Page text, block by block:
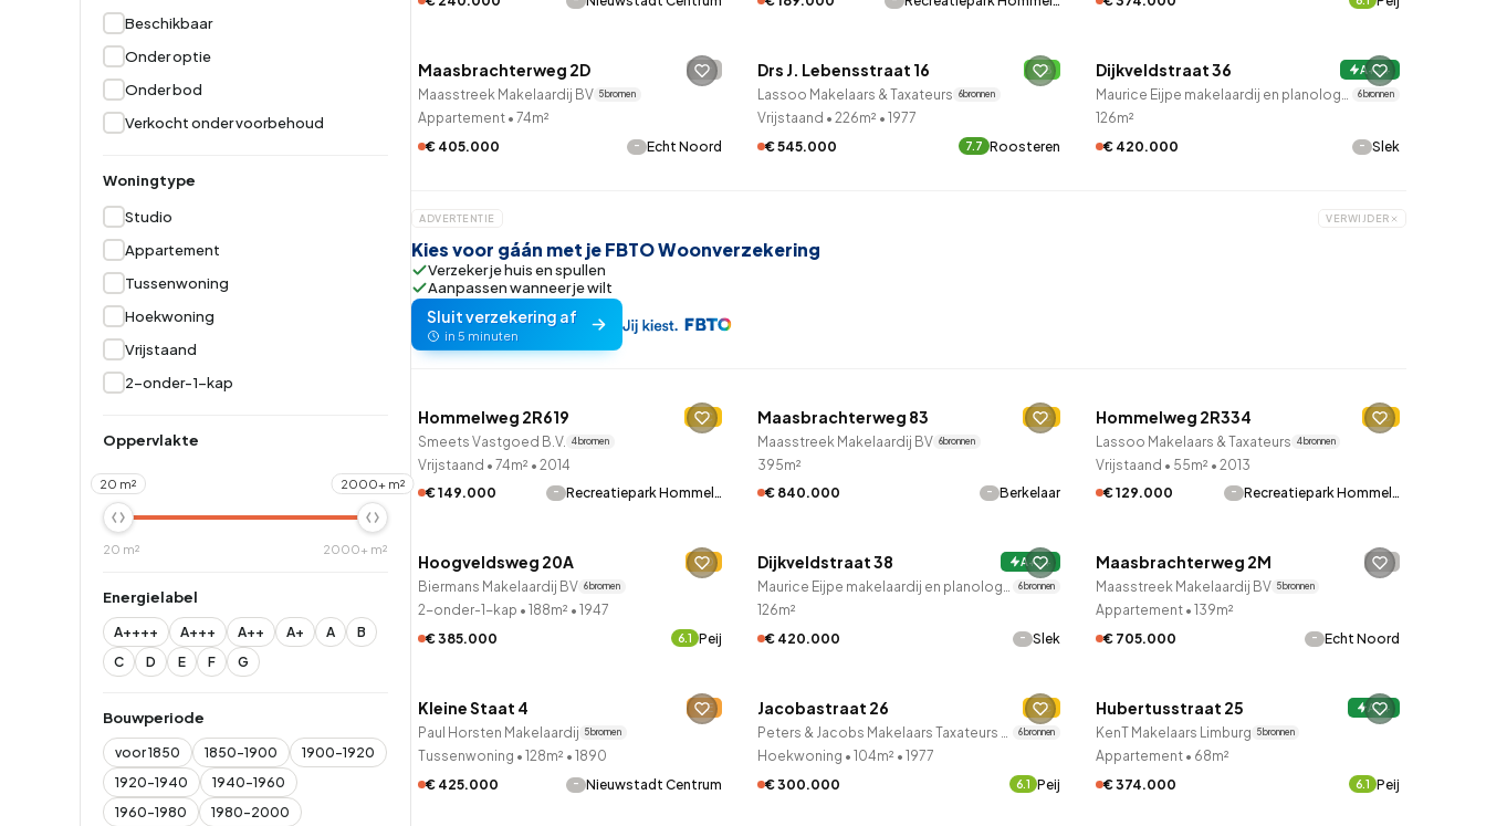
83
8 327
Beschikbaar
Onder optie
Onder bod
Verkocht onder voorbehoud
Woningtype
Studio
Appartement
Tussenwoning
Hoekwoning
Vrijstaand
2-onder-1-kap
Oppervlakte
20 m² 2000+ m²
20 m² 2000+ m²
Energielabel
A++++ A+++ A++ A+ A
B
C
D E F G
Bouwperiode
voor 1850 1850-1900
1900-1920
1920-1940
1940-1960
1960-1980
1980-2000
2 uur geleden ontdekt
Maasbrachterweg 2D -
Maasstreek Makelaardij BV 5 bronnen
Appartement • 74m²
€ 405.000
- Echt Noord
2 uur geleden ontdekt
Drs J. Lebensstraat 16 B
Lassoo Makelaars & Taxateurs 6 bronnen
Vrijstaand • 226m² • 1977
€ 545.000
7.7 Roosteren
2 uur geleden ontdekt
Dijkveldstraat 36 A+++
Maurice Eijpe makelaardij en planologisch advies 6 bronnen
126m²
€ 420.000
- Slek
ADVERTENTIE VERWIJDER
Kies voor gáán met je FBTO Woonverzekering
Verzeker je huis en spullen
Aanpassen wanneer je wilt
Sluit verzekering af
in 5 minuten
2 uur geleden ontdekt
Hommelweg 2R619 C
Smeets Vastgoed B.V. 4 bronnen
Vrijstaand • 74m² • 2014
€ 149.000
- Recreatiepark Hommel…
2 uur geleden ontdekt
Maasbrachterweg 83 C
Maasstreek Makelaardij BV 6 bronnen
395m²
€ 840.000
- Berkelaar
2 uur geleden ontdekt
Hommelweg 2R334 C
Lassoo Makelaars & Taxateurs 4 bronnen
Vrijstaand • 55m² • 2013
€ 129.000
- Recreatiepark Hommel…
2 uur geleden ontdekt
Hoogveldsweg 20A D
Biermans Makelaardij BV 6 bronnen
2-onder-1-kap • 188m² • 1947
€ 385.000
6.1 Peij
2 uur geleden ontdekt
Dijkveldstraat 38 A+++
Maurice Eijpe makelaardij en planologisch advies 6 bronnen
126m²
€ 420.000
- Slek
2 uur geleden ontdekt
Maasbrachterweg 2M -
Maasstreek Makelaardij BV 5 bronnen
Appartement • 139m²
€ 705.000
- Echt Noord
2 uur geleden ontdekt
Kleine Staat 4 E
Paul Horsten Makelaardij 5 bronnen
Tussenwoning • 128m² • 1890
€ 425.000
- Nieuwstadt Centrum
2 uur geleden ontdekt
Jacobastraat 26 C
Peters & Jacobs Makelaars Taxateurs B.V. 6 bronnen
Hoekwoning • 104m² • 1977
€ 300.000
6.1 Peij
2 uur geleden ontdekt
Hubertusstraat 25 A++
KenT Makelaars Limburg 5 bronnen
Appartement • 68m²
€ 374.000
6.1 Peij